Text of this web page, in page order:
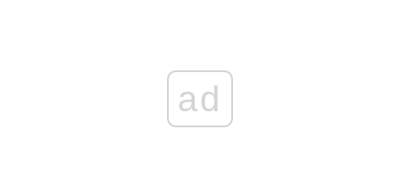
ad